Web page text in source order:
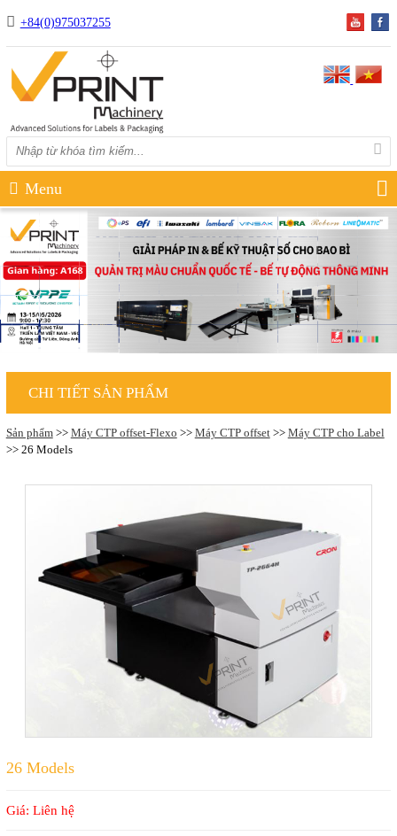
+84(0)975037255
Menu
CHI TIẾT SẢN PHẨM
Sản phẩm>> Máy CTP offset-Flexo >> Máy CTP offset>> Máy CTP cho Label
>> 26 Models
26 Models
Giá: Liên hệ